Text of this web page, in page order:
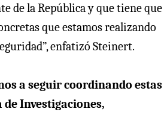
de la República y que tiene que
que estamos realizando
enfatizó Steinert.
a seguir coordinando estas
Investigaciones,